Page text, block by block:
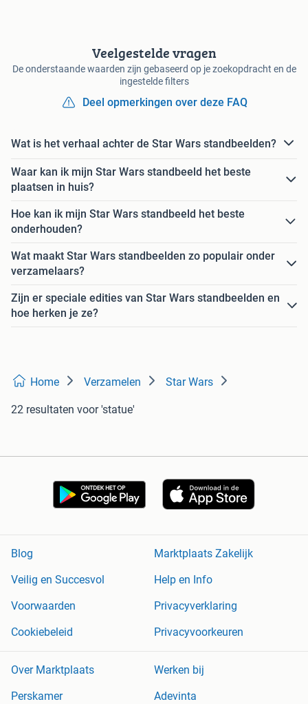
Veelgestelde vragen
De onderstaande waarden zijn gebaseerd op je zoekopdracht en de
ingestelde filters
Deel opmerkingen over deze FAQ
Wat is het verhaal achter de Star Wars standbeelden?
Waar kan ik mijn Star Wars standbeeld het beste
plaatsen in huis?
Hoe kan ik mijn Star Wars standbeeld het beste
onderhouden?
Wat maakt Star Wars standbeelden zo populair onder
verzamelaars?
Zijn er speciale edities van Star Wars standbeelden en
hoe herken je ze?
Home Verzamelen Star Wars
22 resultaten voor 'statue'
Blog
Marktplaats Zakelijk
Veilig en Succesvol
Help en Info
Voorwaarden
Privacyverklaring
Cookiebeleid
Privacyvoorkeuren
Over Marktplaats
Werken bij
Perskamer
Adevinta